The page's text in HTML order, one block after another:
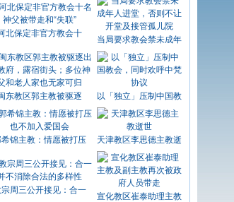
北保定非官方教会十
当局要求教会禁未成年
东教区郭主教被驱逐 以「独立」压制中国教
锦主教：情愿被打压 天津教区李思德主教逝
周三公开接见：合一
宣化教区崔泰助理主教